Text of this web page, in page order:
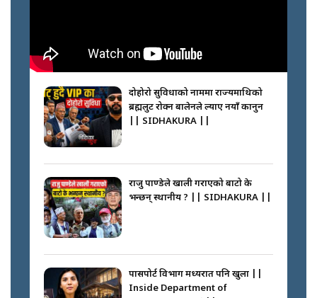
नेपालीलाई भरिया मात्र देख्ने दृष्टिकोण
बदलेका ‘निम्स दाई’ || SIDHAKURA
||
आगो निभाउने कि तेल थप्ने ? WHATS
HAPPENING IN MADHESH ? ||
भयो ? के के भयो ? || SUNSARI
CASE || SIDHAKURA || THE
REPORTER ||
दोहोरो सुविधाको नाममा राज्यमाथिको
ब्रह्मलुट रोक्न बालेनले ल्याए नयाँ कानुन
|| SIDHAKURA ||
राजु पाण्डेले खाली गराएको बाटो के
भन्छन् स्थानीय ? || SIDHAKURA ||
पासपोर्ट विभाग मध्यरात पनि खुला ||
Inside Department of